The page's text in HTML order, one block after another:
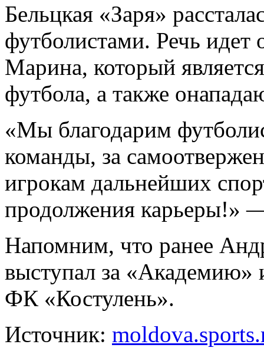
Бельцкая «Заря»
футболистами. Речь
Марина, который
футбола, а также
«Мы благодарим
команды, за
игрокам дальнейших
продолжения карьеры!»
Напомним, что ранее
выступал за
ФК «Костулень».
Источник: